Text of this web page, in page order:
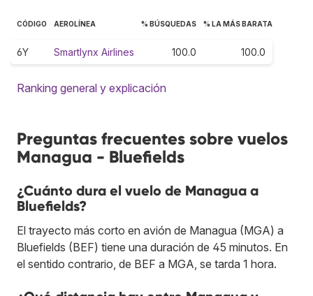
CÓDIGO AEROLÍNEA % BÚSQUEDAS % LA MÁS BARATA
6Y Smartlynx Airlines 100.0 100.0
Ranking general y explicación
Preguntas frecuentes sobre vuelos
Managua - Bluefields
¿Cuánto dura el vuelo de Managua a
Bluefields?
El trayecto más corto en avión de Managua (MGA) a
Bluefields (BEF) tiene una duración de 45 minutos. En
el sentido contrario, de BEF a MGA, se tarda 1 hora.